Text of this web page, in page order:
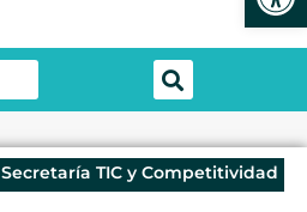
Secretaría TIC y Competitividad